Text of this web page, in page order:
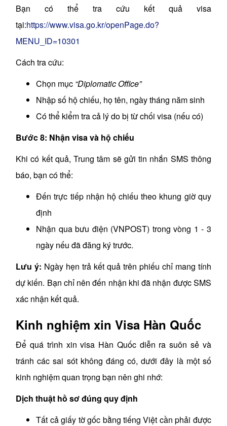
Bạn có thể tra cứu kết quả visa
tại:https://www.visa.go.kr/openPage.do?
MENU_ID=10301
Cách tra cứu:
Chọn mục “Diplomatic Office”
Nhập số hộ chiếu, họ tên, ngày tháng năm sinh
Có thể kiểm tra cả lý do bị từ chối visa (nếu có)
Bước 8: Nhận visa và hộ chiếu
Khi có kết quả, Trung tâm sẽ gửi tin nhắn SMS thông
báo, bạn có thể:
Đến trực tiếp nhận hộ chiếu theo khung giờ quy
định
Nhận qua bưu điện (VNPOST) trong vòng 1 - 3
ngày nếu đã đăng ký trước.
Lưu ý: Ngày hẹn trả kết quả trên phiếu chỉ mang tính
dự kiến. Bạn chỉ nên đến nhận khi đã nhận được SMS
xác nhận kết quả.
Kinh nghiệm xin Visa Hàn Quốc
Để quá trình xin visa Hàn Quốc diễn ra suôn sẻ và
tránh các sai sót không đáng có, dưới đây là một số
kinh nghiệm quan trọng bạn nên ghi nhớ:
Dịch thuật hồ sơ đúng quy định
Tất cả giấy tờ gốc bằng tiếng Việt cần phải được